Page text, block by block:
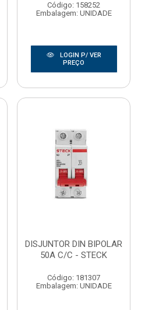
Código: 158252
Embalagem: UNIDADE
LOGIN P/ VER
PREÇO
DISJUNTOR DIN BIPOLAR
50A C/C - STECK
Código: 181307
Embalagem: UNIDADE